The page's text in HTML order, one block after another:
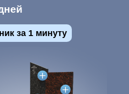
за 1 минуту